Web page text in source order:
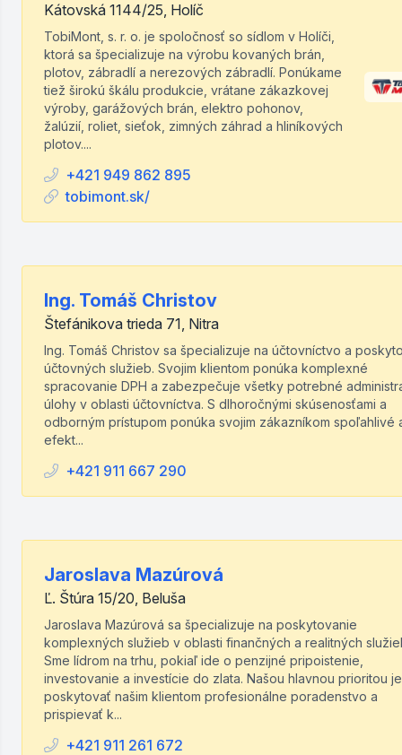
Kátovská 1144/25, Holíč
TobiMont, s. r. o. je spoločnosť so sídlom v Holíči,
ktorá sa špecializuje na výrobu kovaných brán,
plotov, zábradlí a nerezových zábradlí. Ponúkame
tiež širokú škálu produkcie, vrátane zákazkovej
výroby, garážových brán, elektro pohonov,
žalúzií, roliet, sieťok, zimných záhrad a hliníkových
plotov....
+421 949 862 895
tobimont.sk/
Ing. Tomáš Christov
Štefánikova trieda 71, Nitra
Ing. Tomáš Christov sa špecializuje na účtovníctvo a
účtovných služieb. Svojim klientom ponúka komplexné
spracovanie DPH a zabezpečuje všetky potrebné
úlohy v oblasti účtovníctva. S dlhoročnými skúsenosťami a
odborným prístupom ponúka svojim zákazníkom spoľahlivé
efekt...
+421 911 667 290
Jaroslava Mazúrová
Ľ. Štúra 15/20, Beluša
Jaroslava Mazúrová sa špecializuje na poskytovanie
komplexných služieb v oblasti finančných a realitných
Sme lídrom na trhu, pokiaľ ide o penzijné pripoistenie,
investovanie a investície do zlata. Našou hlavnou prioritou je
poskytovať našim klientom profesionálne poradenstvo a
prispievať k...
+421 911 261 672